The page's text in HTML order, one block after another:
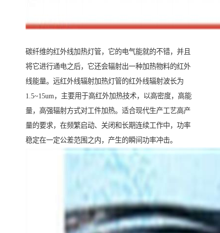
碳纤维的红外线加热灯管，它的电气能就的不错，并且
将它进行通电之后，它还会辐射出一种加热物料的红外
线能量。远红外线辐射加热灯管的红外线辐射波长为
1.5~15um，主要用于高红外加热技术，以高密度，高能
量，高强辐射方式对工件加热。适合现代生产工艺高产
量的要求，在频繁启动、关闭和长期连续工作中，功率
稳定在一定公差范围之内，产生的瞬间功率冲击。